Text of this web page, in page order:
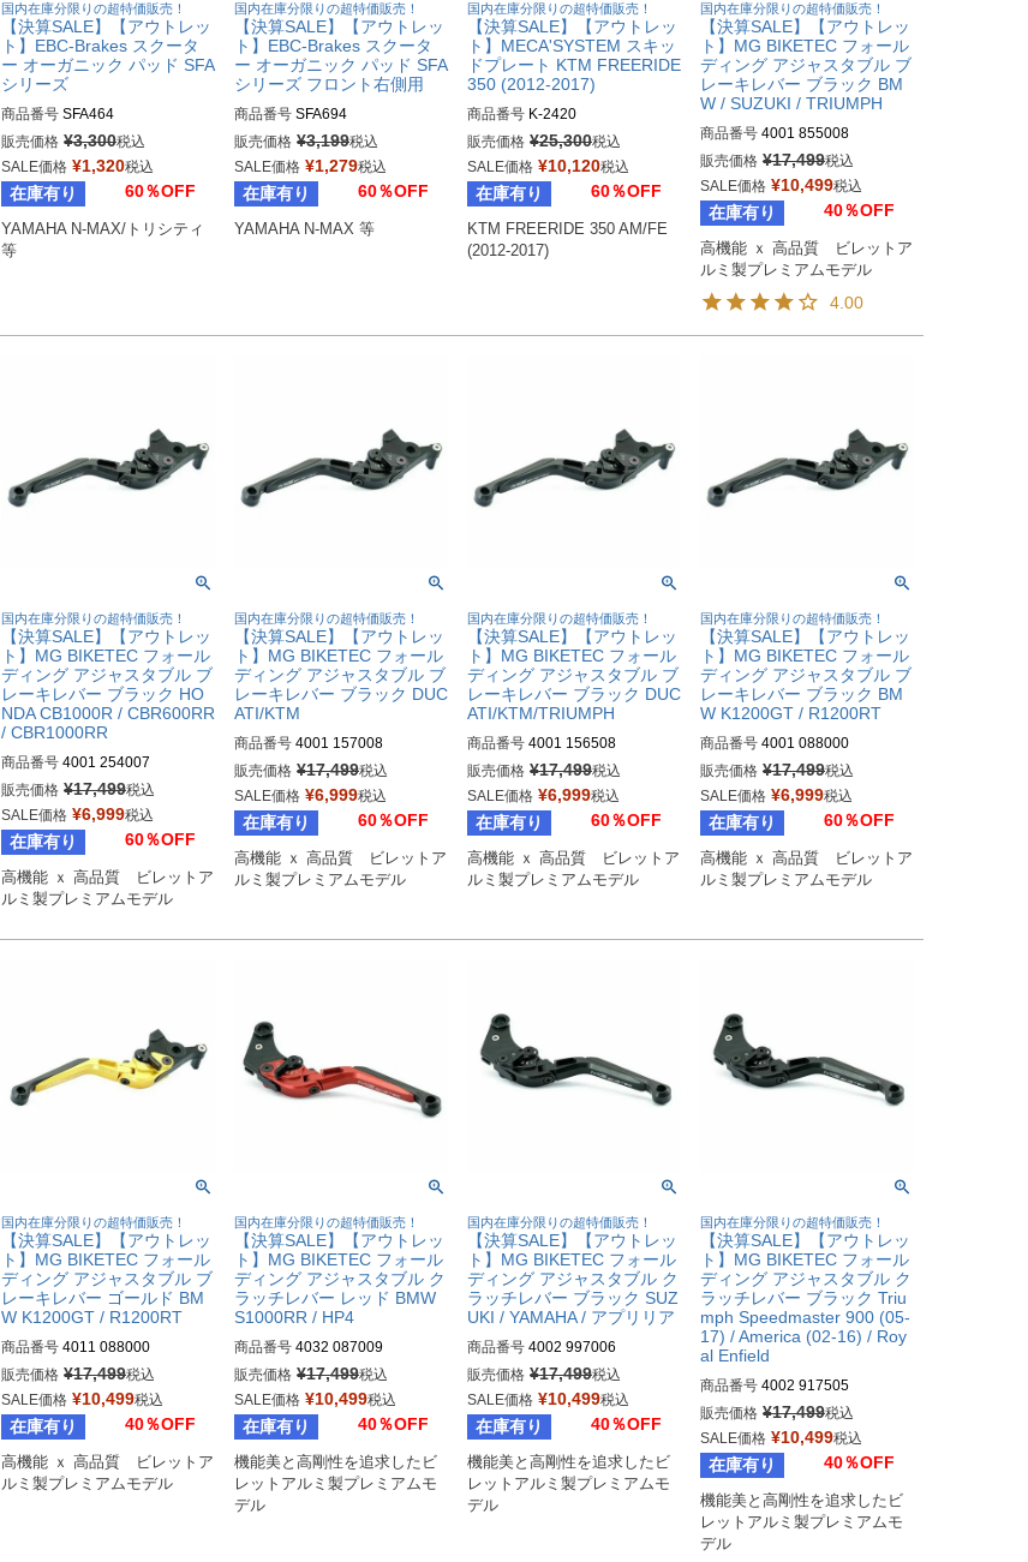
国内在庫分限りの超特価販売！
【決算SALE】【アウトレッ
ト】EBC-Brakes スクータ
ー オーガニック パッド SFA
シリーズ
商品番号 SFA464
販売価格 ¥3,300税込
SALE価格 ¥1,320税込
在庫有り 60％OFF
YAMAHA N-MAX/トリシティ
等
国内在庫分限りの超特価販売！
【決算SALE】【アウトレッ
ト】EBC-Brakes スクータ
ー オーガニック パッド SFA
シリーズ フロント右側用
商品番号 SFA694
販売価格 ¥3,199税込
SALE価格 ¥1,279税込
在庫有り 60％OFF
YAMAHA N-MAX 等
国内在庫分限りの超特価販売！
【決算SALE】【アウトレッ
ト】MECA'SYSTEM スキッ
ドプレート KTM FREERIDE
350 (2012-2017)
商品番号 K-2420
販売価格 ¥25,300税込
SALE価格 ¥10,120税込
在庫有り 60％OFF
KTM FREERIDE 350 AM/FE
(2012-2017)
国内在庫分限りの超特価販売！
【決算SALE】【アウトレッ
ト】MG BIKETEC フォール
ディング アジャスタブル ブ
レーキレバー ブラック BM
W / SUZUKI / TRIUMPH
商品番号 4001 855008
販売価格 ¥17,499税込
SALE価格 ¥10,499税込
在庫有り 40％OFF
高機能 ｘ 高品質　ビレットア
ルミ製プレミアムモデル
4.00
国内在庫分限りの超特価販売！
【決算SALE】【アウトレッ
ト】MG BIKETEC フォール
ディング アジャスタブル ブ
レーキレバー ブラック HO
NDA CB1000R / CBR600RR
/ CBR1000RR
商品番号 4001 254007
販売価格 ¥17,499税込
SALE価格 ¥6,999税込
在庫有り 60％OFF
高機能 ｘ 高品質　ビレットア
ルミ製プレミアムモデル
国内在庫分限りの超特価販売！
【決算SALE】【アウトレッ
ト】MG BIKETEC フォール
ディング アジャスタブル ブ
レーキレバー ブラック DUC
ATI/KTM
商品番号 4001 157008
販売価格 ¥17,499税込
SALE価格 ¥6,999税込
在庫有り 60％OFF
高機能 ｘ 高品質　ビレットア
ルミ製プレミアムモデル
国内在庫分限りの超特価販売！
【決算SALE】【アウトレッ
ト】MG BIKETEC フォール
ディング アジャスタブル ブ
レーキレバー ブラック DUC
ATI/KTM/TRIUMPH
商品番号 4001 156508
販売価格 ¥17,499税込
SALE価格 ¥6,999税込
在庫有り 60％OFF
高機能 ｘ 高品質　ビレットア
ルミ製プレミアムモデル
国内在庫分限りの超特価販売！
【決算SALE】【アウトレッ
ト】MG BIKETEC フォール
ディング アジャスタブル ブ
レーキレバー ブラック BM
W K1200GT / R1200RT
商品番号 4001 088000
販売価格 ¥17,499税込
SALE価格 ¥6,999税込
在庫有り 60％OFF
高機能 ｘ 高品質　ビレットア
ルミ製プレミアムモデル
国内在庫分限りの超特価販売！
【決算SALE】【アウトレッ
ト】MG BIKETEC フォール
ディング アジャスタブル ブ
レーキレバー ゴールド BM
W K1200GT / R1200RT
商品番号 4011 088000
販売価格 ¥17,499税込
SALE価格 ¥10,499税込
在庫有り 40％OFF
高機能 ｘ 高品質　ビレットア
ルミ製プレミアムモデル
国内在庫分限りの超特価販売！
【決算SALE】【アウトレッ
ト】MG BIKETEC フォール
ディング アジャスタブル ク
ラッチレバー レッド BMW
S1000RR / HP4
商品番号 4032 087009
販売価格 ¥17,499税込
SALE価格 ¥10,499税込
在庫有り 40％OFF
機能美と高剛性を追求したビ
レットアルミ製プレミアムモ
デル
国内在庫分限りの超特価販売！
【決算SALE】【アウトレッ
ト】MG BIKETEC フォール
ディング アジャスタブル ク
ラッチレバー ブラック SUZ
UKI / YAMAHA / アプリリア
商品番号 4002 997006
販売価格 ¥17,499税込
SALE価格 ¥10,499税込
在庫有り 40％OFF
機能美と高剛性を追求したビ
レットアルミ製プレミアムモ
デル
国内在庫分限りの超特価販売！
【決算SALE】【アウトレッ
ト】MG BIKETEC フォール
ディング アジャスタブル ク
ラッチレバー ブラック Triu
mph Speedmaster 900 (05-
17) / America (02-16) / Roy
al Enfield
商品番号 4002 917505
販売価格 ¥17,499税込
SALE価格 ¥10,499税込
在庫有り 40％OFF
機能美と高剛性を追求したビ
レットアルミ製プレミアムモ
デル